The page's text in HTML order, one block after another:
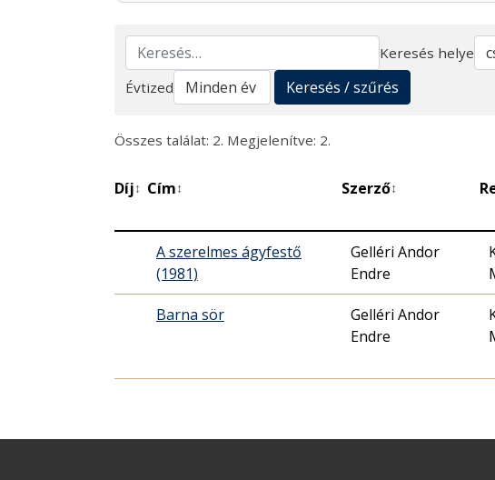
Keresés
Keresés helye
Évtized
Keresés / szűrés
Összes találat: 2. Megjelenítve: 2.
Díj↕ Cím↕ Szerző↕
A szerelmes ágyfestő
(1981)
Gelléri Andor
Endre
Barna sör
Gelléri Andor
Endre